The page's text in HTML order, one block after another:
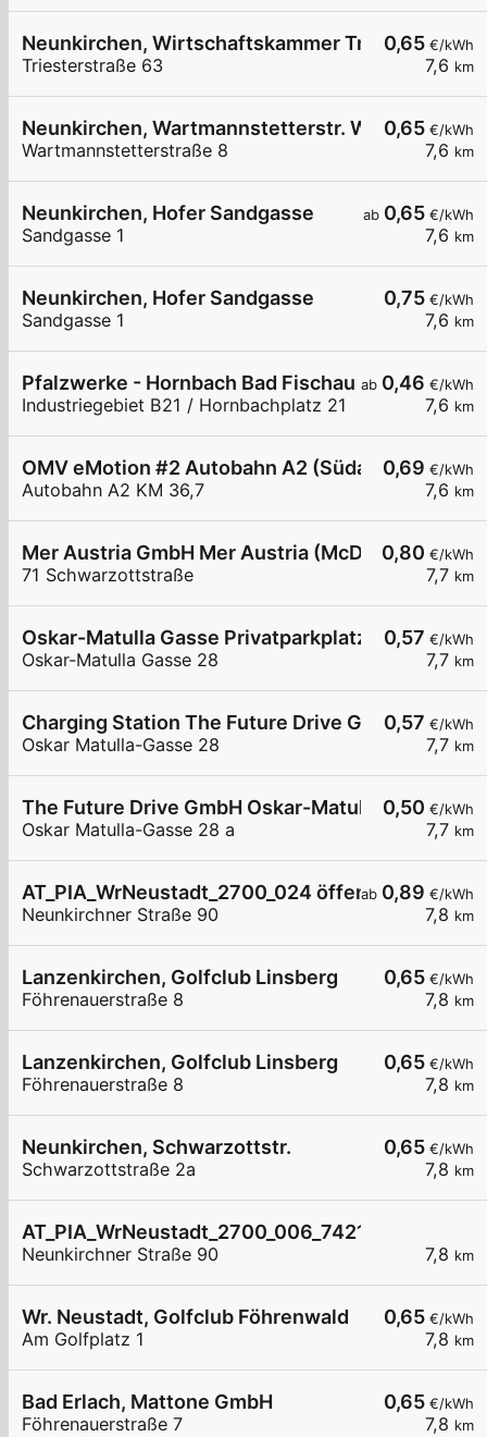
0,65 €/kWh
7,6 km
Neunkirchen, Wirtschaftskammer Triesterstr.
Triesterstraße 63
0,65 €/kWh
7,6 km
Neunkirchen, Wartmannstetterstr. Wohnbau
Wartmannstetterstraße 8
ab 0,65 €/kWh
7,6 km
Neunkirchen, Hofer Sandgasse
Sandgasse 1
0,75 €/kWh
7,6 km
Neunkirchen, Hofer Sandgasse
Sandgasse 1
ab 0,46 €/kWh
7,6 km
Pfalzwerke - Hornbach Bad Fischau
Industriegebiet B21 / Hornbachplatz 21
0,69 €/kWh
7,6 km
OMV eMotion #2 Autobahn A2 (Südautobahn)
Autobahn A2 KM 36,7
0,80 €/kWh
7,7 km
Mer Austria GmbH Mer Austria (McD) -
71 Schwarzottstraße
0,57 €/kWh
7,7 km
Oskar-Matulla Gasse Privatparkplatz
Oskar-Matulla Gasse 28
0,57 €/kWh
7,7 km
Charging Station The Future Drive GmbH AT
Oskar Matulla-Gasse 28
0,50 €/kWh
7,7 km
The Future Drive GmbH Oskar-Matulla Gasse
Oskar Matulla-Gasse 28 a
ab 0,89 €/kWh
7,8 km
AT_PIA_WrNeustadt_2700_024 öffentlich
Neunkirchner Straße 90
0,65 €/kWh
7,8 km
Lanzenkirchen, Golfclub Linsberg
Föhrenauerstraße 8
0,65 €/kWh
7,8 km
Lanzenkirchen, Golfclub Linsberg
Föhrenauerstraße 8
0,65 €/kWh
7,8 km
Neunkirchen, Schwarzottstr.
Schwarzottstraße 2a
7,8 km
AT_PIA_WrNeustadt_2700_006_74211213869
Neunkirchner Straße 90
0,65 €/kWh
7,8 km
Wr. Neustadt, Golfclub Föhrenwald
Am Golfplatz 1
0,65 €/kWh
7,8 km
Bad Erlach, Mattone GmbH
Föhrenauerstraße 7